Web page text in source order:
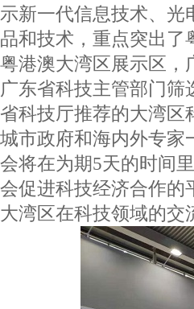
示新一代信息技术、光
品和技术，重点突出了
粤港澳大湾区展示区，
广东省科技主管部门
省科技厅推荐的大湾区
城市政府和海内外专家
会将在为期5天的时间
会促进科技经济合作的
大湾区在科技领域的交